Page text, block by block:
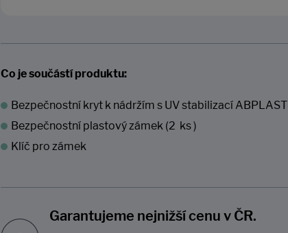
Co je součástí produktu:
Bezpečnostní kryt k nádržím s UV stabilizací ABPLAST
Bezpečnostní plastový zámek (2 ks )
Klíč pro zámek
Garantujeme nejnižší cenu v ČR.